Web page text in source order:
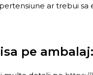
ar trebui sa
pe